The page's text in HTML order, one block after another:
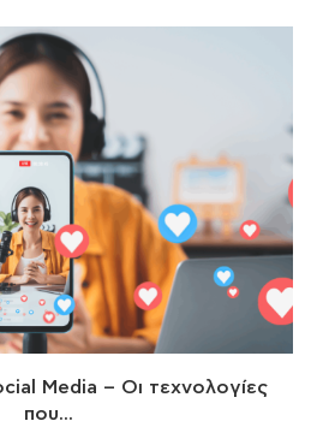
Media – Οι τεχνολογίες
που...